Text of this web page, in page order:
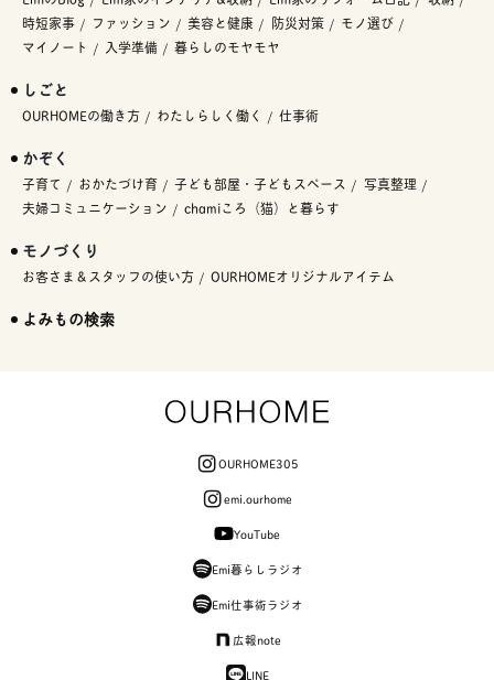
時短家事
ファッション 美容と健康 防災対策
モノ選び
マイノート
入学準備 暮らしのモヤモヤ
しごと
OURHOMEの働き方 わたしらしく働く 仕事術
かぞく
子育て おかたづけ育 子ども部屋・子どもスペース
写真整理
夫婦コミュニケーション
chamiころ（猫）と暮らす
モノづくり
お客さま＆スタッフの使い方 OURHOMEオリジナルアイテム
よみもの検索
OURHOME305
emi.ourhome
YouTube
Emi暮らしラジオ
Emi仕事術ラジオ
広報note
LINE